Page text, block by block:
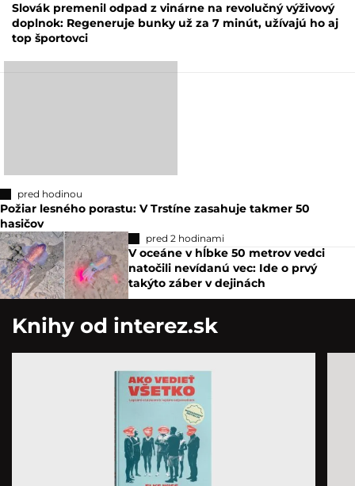
Slovák premenil odpad z vinárne na revolučný výživový
doplnok: Regeneruje bunky už za 7 minút, užívajú ho aj
top športovci
pred hodinou
Požiar lesného porastu: V Trstíne zasahuje takmer 50
hasičov
pred 2 hodinami
V oceáne v hĺbke 50 metrov vedci
natočili nevídanú vec: Ide o prvý
takýto záber v dejinách
Knihy od interez.sk